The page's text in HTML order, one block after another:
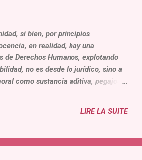
si bien, por principios
en realidad, hay una
de Derechos Humanos, explotando
no es desde lo jurídico, sino a
como sustancia aditiva, pegajosa,
la influencia e impacto de la
deformando la palabra de una
LIRE LA SUITE